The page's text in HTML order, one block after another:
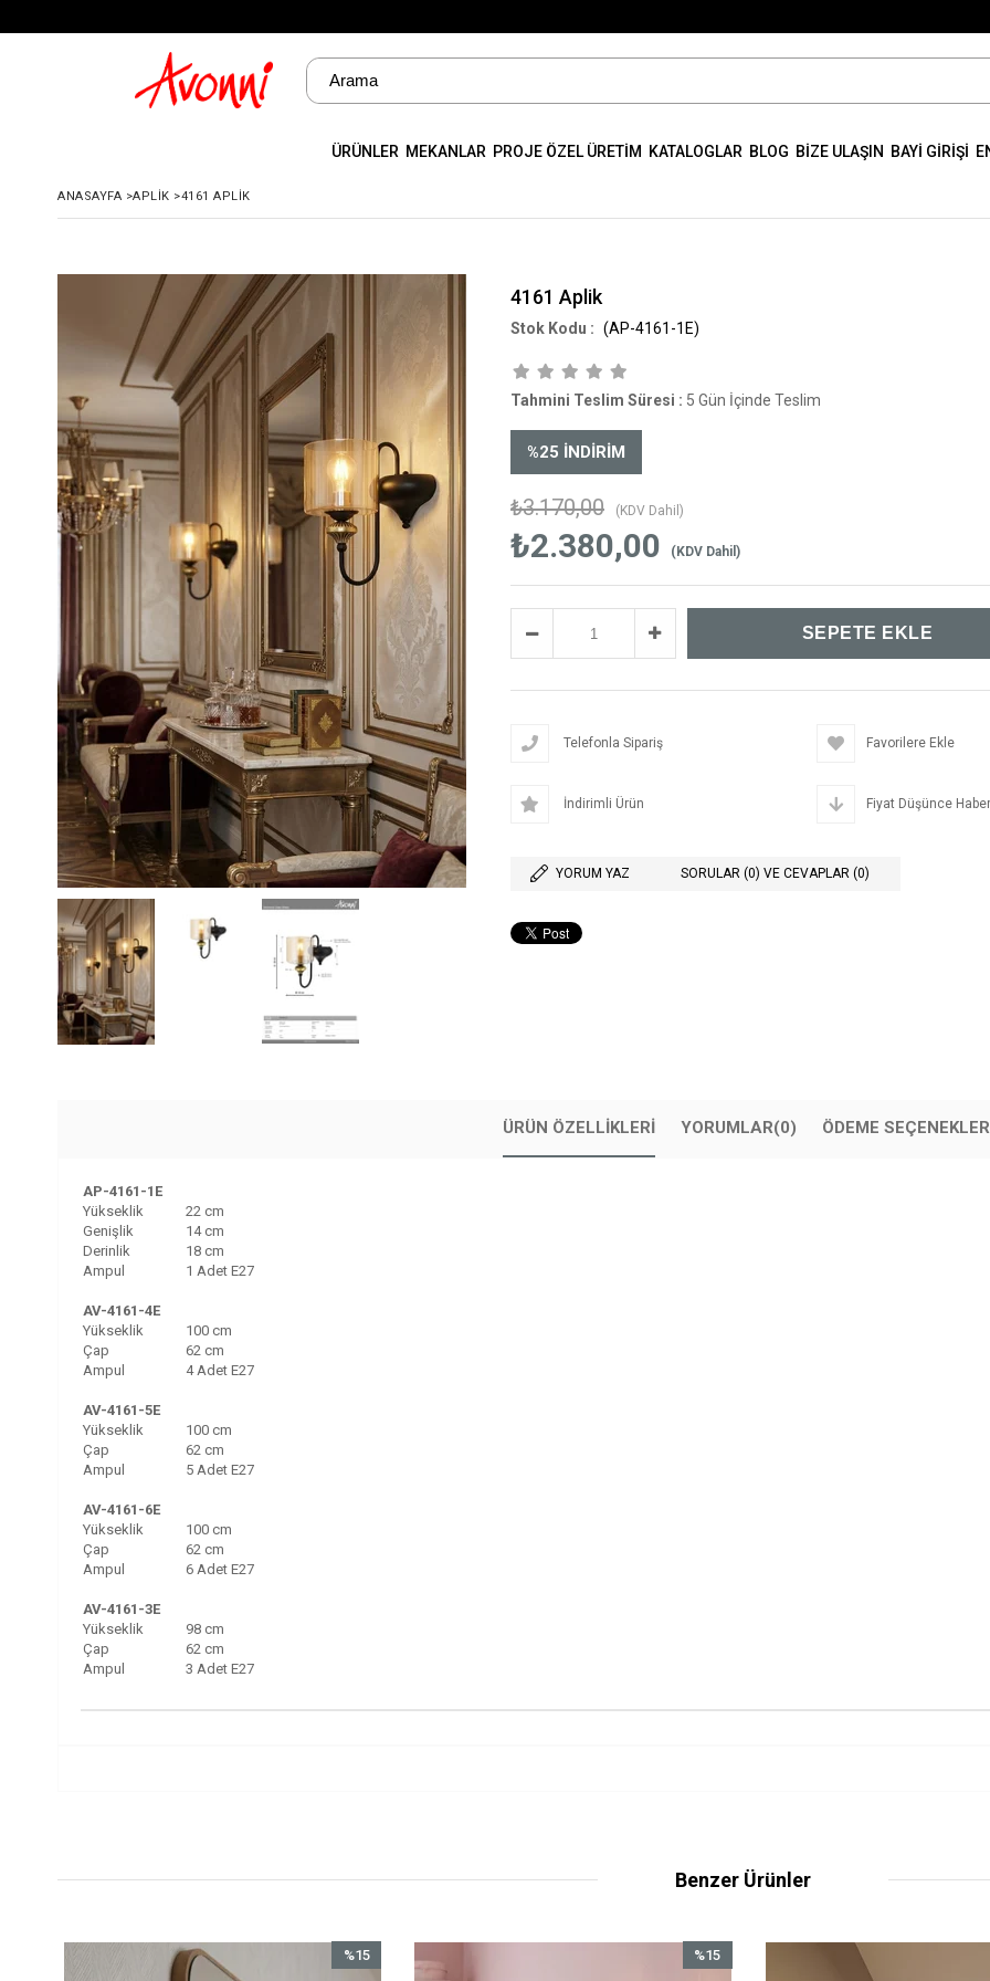
ÜRÜNLER MEKANLAR PROJE ÖZEL ÜRETİM KATALOGLAR BLOG BİZE ULAŞIN BAYİ GİRİŞİ
ANASAYFA >APLIK >4161 APLIK
4161 Aplik
(AP-4161-1E)
Tahmini Teslim Süresi : 5 Gün İçinde Teslim
%25 İNDIRIM
₺3.170,00 (KDV Dahil)
₺2.380,00 (KDV Dahil)
Telefonla Sipariş Favorilere Ekle
İndirimli Ürün Fiyat Düşünce
YORUM YAZ SORULAR (0) VE CEVAPLAR (0)
ÜRÜN ÖZELLIKLERI YORUMLAR(0) ÖDEME
AP-4161-1E
Yükseklik
22 cm
Genişlik
14 cm
Derinlik
18 cm
Ampul
1 Adet E27
AV-4161-4E
Yükseklik
100 cm
Çap
62 cm
Ampul
4 Adet E27
AV-4161-5E
Yükseklik
100 cm
Çap
62 cm
Ampul
5 Adet E27
AV-4161-6E
Yükseklik
100 cm
Çap
62 cm
Ampul
6 Adet E27
AV-4161-3E
Yükseklik
98 cm
Çap
62 cm
Ampul
3 Adet E27
Benzer Ürünler